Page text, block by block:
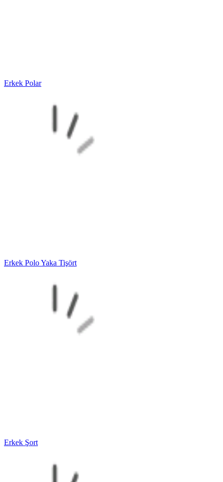
Erkek Polar
Erkek Polo Yaka Tişört
Erkek Şort